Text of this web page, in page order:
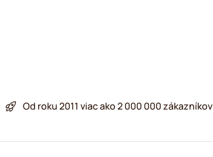
Od roku 2011 viac ako 2 000 000 zákazníkov